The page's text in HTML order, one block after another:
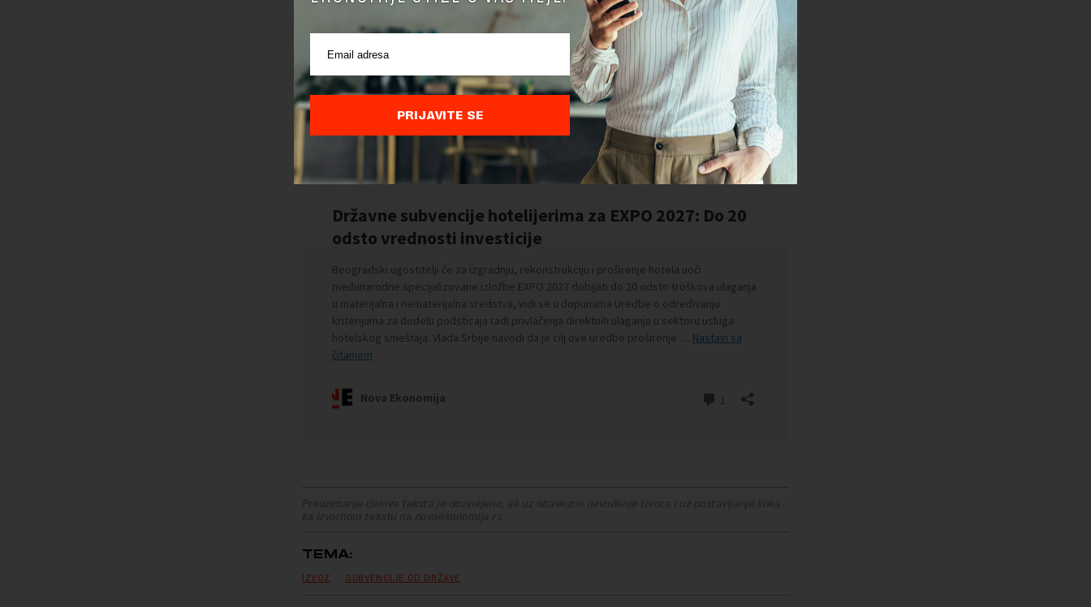
Preuzimanje delova teksta je dozvoljeno, ali uz obavezno navođenje izvora i uz postavljanje linka
ka izvornom tekstu na novaekonomija.rs
TEMA:
IZVOZ SUBVENCIJE OD DRŽAVE
PRIJAVITE SE